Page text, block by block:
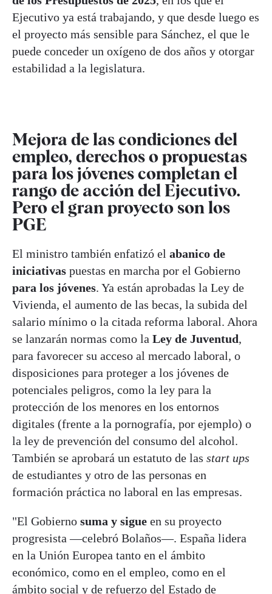
Ejecutivo ya está trabajando, y que desde luego es
el proyecto más sensible para Sánchez, el que le
puede conceder un oxígeno de dos años y otorgar
estabilidad a la legislatura.
Mejora de las condiciones del
empleo, derechos o propuestas
para los jóvenes completan el
rango de acción del Ejecutivo.
Pero el gran proyecto son los
PGE
El ministro también enfatizó el abanico de
iniciativas puestas en marcha por el Gobierno
para los jóvenes. Ya están aprobadas la Ley de
Vivienda, el aumento de las becas, la subida del
salario mínimo o la citada reforma laboral. Ahora
se lanzarán normas como la Ley de Juventud,
para favorecer su acceso al mercado laboral, o
disposiciones para proteger a los jóvenes de
potenciales peligros, como la ley para la
protección de los menores en los entornos
digitales (frente a la pornografía, por ejemplo) o
la ley de prevención del consumo del alcohol.
También se aprobará un estatuto de las start ups
de estudiantes y otro de las personas en
formación práctica no laboral en las empresas.
"El Gobierno suma y sigue en su proyecto
progresista —celebró Bolaños—. España lidera
en la Unión Europea tanto en el ámbito
económico, como en el empleo, como en el
ámbito social y de refuerzo del Estado de